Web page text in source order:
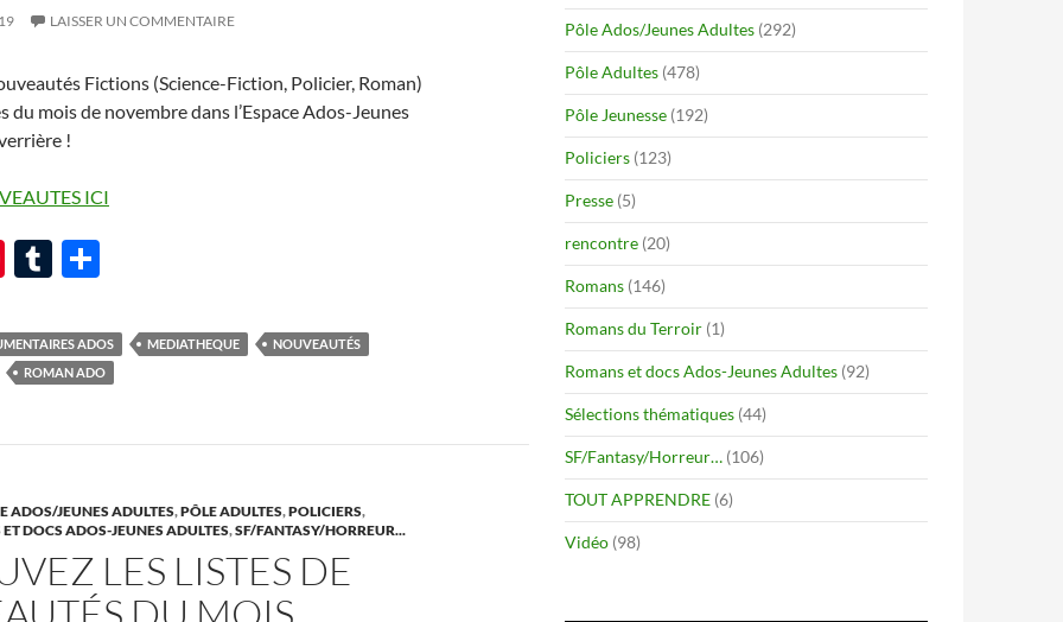
LAISSER UN COMMENTAIRE
Fictions (Science-Fiction, Policier, Roman)
du mois de novembre dans l’Espace Ados-Jeunes
!
ICI
Pi
er
es
T
m
bl
ta
g
ADOS MEDIATHEQUE
NOUVEAUTÉS
ROMAN ADO
ADOS/JEUNES ADULTES,PÔLE ADULTES,POLICIERS,
DOCS ADOS-JEUNES ADULTES,SF/FANTASY/HORREUR...
LES LISTES DE
Pôle Ados/Jeunes Adultes (292)
Pôle Adultes (478)
Pôle Jeunesse (192)
Policiers (123)
Presse (5)
rencontre (20)
Romans (146)
Romans du Terroir (1)
Romans et docs Ados-Jeunes Adultes (92)
Sélections thématiques (44)
SF/Fantasy/Horreur… (106)
TOUT APPRENDRE (6)
Vidéo (98)